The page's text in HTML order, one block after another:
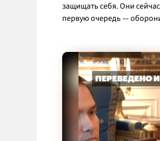
защищать себя. Они
первую очередь —